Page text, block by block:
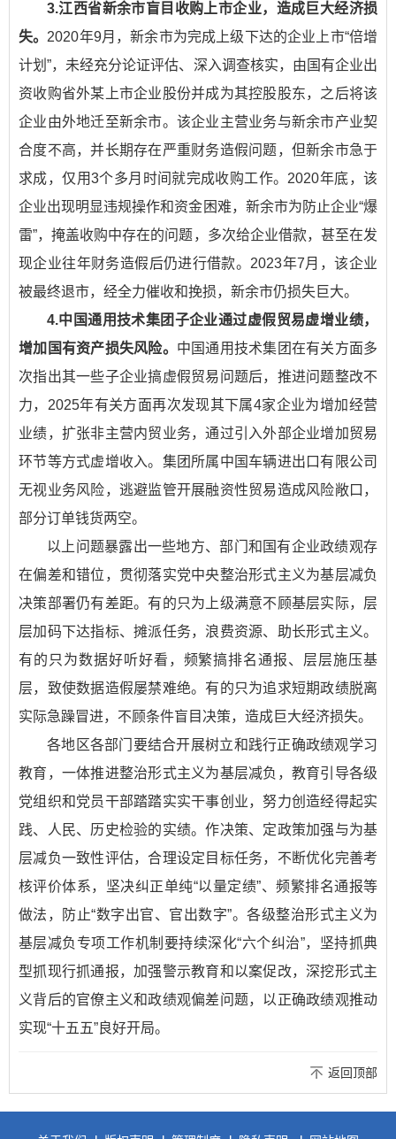
3.江西省新余市盲目收购上市企业，造成巨大经济损
失。2020年9月，新余市为完成上级下达的企业上市“倍增
计划”，未经充分论证评估、深入调查核实，由国有企业出
资收购省外某上市企业股份并成为其控股股东，之后将该
企业由外地迁至新余市。该企业主营业务与新余市产业契
合度不高，并长期存在严重财务造假问题，但新余市急于
求成，仅用3个多月时间就完成收购工作。2020年底，该
企业出现明显违规操作和资金困难，新余市为防止企业“爆
雷”，掩盖收购中存在的问题，多次给企业借款，甚至在发
现企业往年财务造假后仍进行借款。2023年7月，该企业
被最终退市，经全力催收和挽损，新余市仍损失巨大。
4.中国通用技术集团子企业通过虚假贸易虚增业绩，
增加国有资产损失风险。 中国通用技术集团在有关方面多
次指出其一些子企业搞虚假贸易问题后，推进问题整改不
力，2025年有关方面再次发现其下属4家企业为增加经营
业绩，扩张非主营内贸业务，通过引入外部企业增加贸易
环节等方式虚增收入。集团所属中国车辆进出口有限公司
无视业务风险，逃避监管开展融资性贸易造成风险敞口，
部分订单钱货两空。
以上问题暴露出一些地方、部门和国有企业政绩观存
在偏差和错位，贯彻落实党中央整治形式主义为基层减负
决策部署仍有差距。有的只为上级满意不顾基层实际，层
层加码下达指标、摊派任务，浪费资源、助长形式主义。
有的只为数据好听好看，频繁搞排名通报、层层施压基
层，致使数据造假屡禁难绝。有的只为追求短期政绩脱离
实际急躁冒进，不顾条件盲目决策，造成巨大经济损失。
各地区各部门要结合开展树立和践行正确政绩观学习
教育，一体推进整治形式主义为基层减负，教育引导各级
党组织和党员干部踏踏实实干事创业，努力创造经得起实
践、人民、历史检验的实绩。作决策、定政策加强与为基
层减负一致性评估，合理设定目标任务，不断优化完善考
核评价体系，坚决纠正单纯“以量定绩”、频繁排名通报等
做法，防止“数字出官、官出数字”。各级整治形式主义为
基层减负专项工作机制要持续深化“六个纠治”，坚持抓典
型抓现行抓通报，加强警示教育和以案促改，深挖形式主
义背后的官僚主义和政绩观偏差问题，以正确政绩观推动
实现“十五五”良好开局。
返回顶部